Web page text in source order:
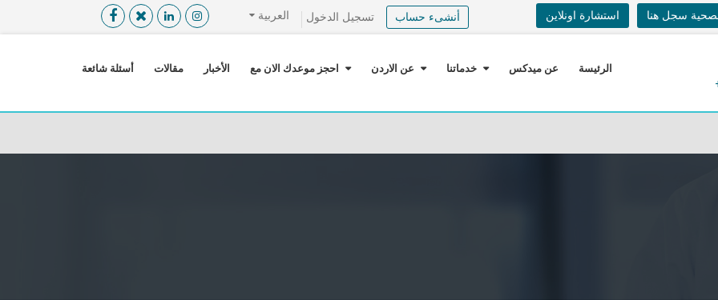
القائمة X
العربية تسجيل الدخول استشارة اونلاين سجل هنا أنشىء حساب
الرئيسة عن ميدكس خدماتنا عن الاردن احجز موعدك الان مع الأخبار مقالات أسئلة شائعة